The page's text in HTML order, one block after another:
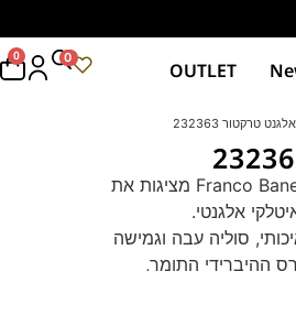
OUTLET
0 0
טרקטור 232363
מבית Franco Bane מציגות את
אלגנטי.
סוליה עבה וגמישה
ההיברידי התומך,